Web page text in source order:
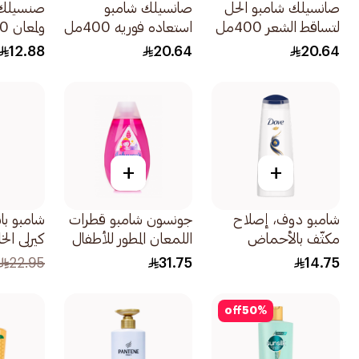
صانسيلك شامبو الحل
لتساقط الشعر 400مل
20.64
صانسيلك شامبو
استعاده فوريه 400مل
20.64
ولمعان 200مل
12.88
+
شامبو دوف، إصلاح
مكثّف بالأحماض
الأمينية، 200مل
14.75
+
جونسون شامبو قطرات
اللمعان المطور للأطفال
لنعومة فائقة 300مل
31.75
شامبو
كيرلي
السلفات
22.95
50%
off